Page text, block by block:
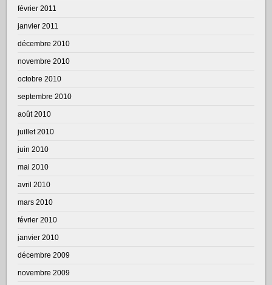
février 2011
janvier 2011
décembre 2010
novembre 2010
octobre 2010
septembre 2010
août 2010
juillet 2010
juin 2010
mai 2010
avril 2010
mars 2010
février 2010
janvier 2010
décembre 2009
novembre 2009